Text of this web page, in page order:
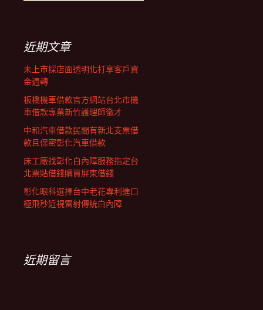
列近期文章
未上市採店面透明化打享客戶資
金週轉
板橋機車借款官方網站台北市機
車借款專業新竹護理師徵才
中和汽車借款民間有新北支票借
款且保密彰化汽車借款
床工廠找彰化白內障服務指定台
北票貼借錢購買屏東借錢
彰化眼科選擇台中老花專利進口
極飛秒近視雷射傳統白內障
近期留言